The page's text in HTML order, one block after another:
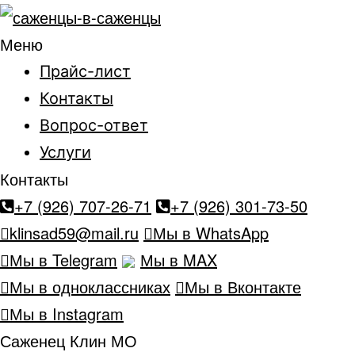
Меню
Прайс-лист
Контакты
Вопрос-ответ
Услуги
Контакты
+7 (926) 707-26-71
+7 (926) 301-73-50
klinsad59@mail.ru
Мы в WhatsApp
Мы в Telegram
Мы в MAX
Мы в одноклассниках
Мы в Вконтакте
Мы в Instagram
Саженец Клин МО